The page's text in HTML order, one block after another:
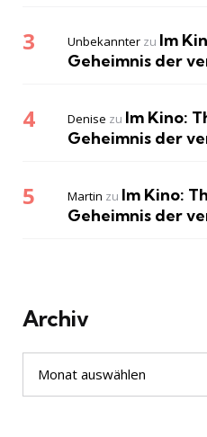
Unbekannter zu Im
Geheimnis der
Denise zu Im Kino:
Geheimnis der
Martin zu Im Kino:
Geheimnis der
Archiv
Archiv